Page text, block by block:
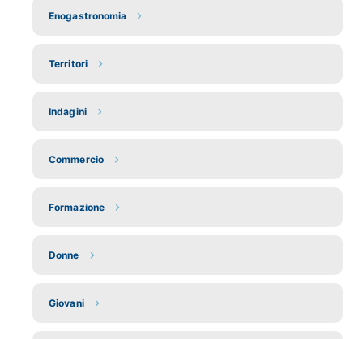
Enogastronomia
Territori
Indagini
Commercio
Formazione
Donne
Giovani